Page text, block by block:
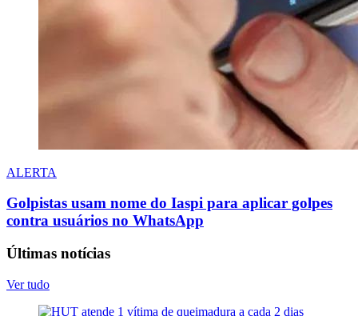
ALERTA
Golpistas usam nome do Iaspi para aplicar golpes
contra usuários no WhatsApp
Últimas notícias
Ver tudo